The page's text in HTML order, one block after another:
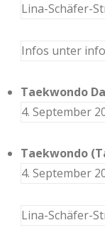
Lina-Schäfer-
Infos unter
Taekwondo
4. September
Taekwondo
4. September
Lina-Schäfer-